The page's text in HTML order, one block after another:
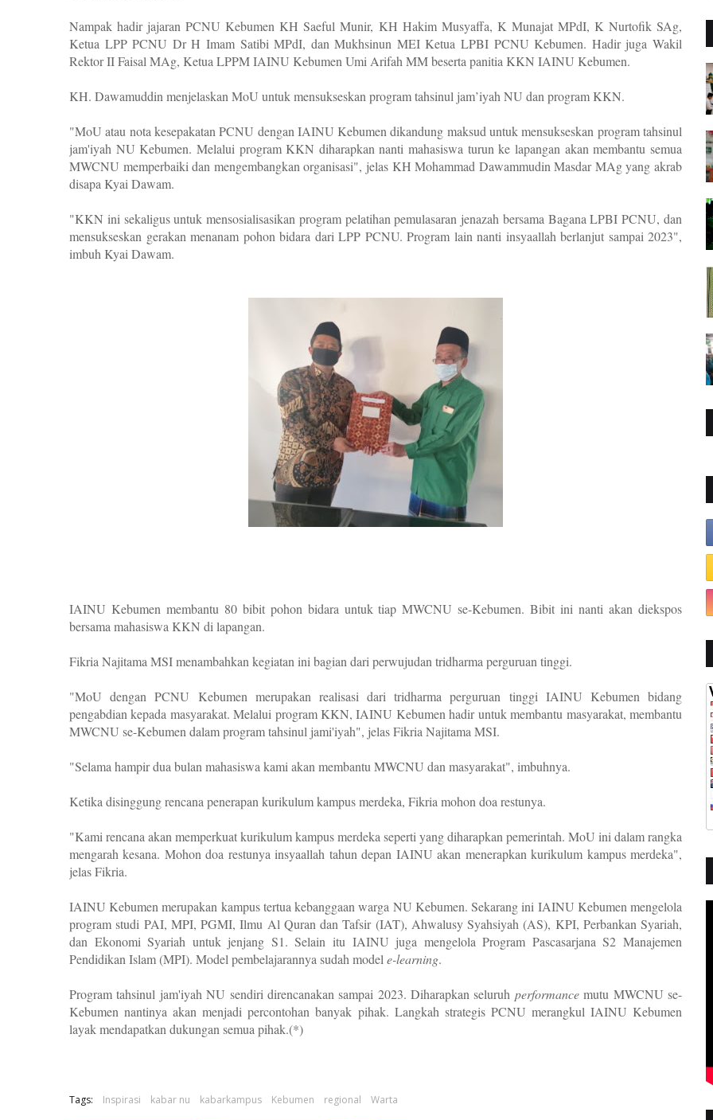
Nampak hadir jajaran PCNU Kebumen KH Saeful Munir, KH Hakim Musyaffa, K Munajat MPdI, K Nurtofik SAg,
Ketua LPP PCNU Dr H Imam Satibi MPdI, dan Mukhsinun MEI Ketua LPBI PCNU Kebumen. Hadir juga Wakil
Rektor II Faisal MAg, Ketua LPPM IAINU Kebumen Umi Arifah MM beserta panitia KKN IAINU Kebumen.
KH. Dawamuddin menjelaskan MoU untuk mensukseskan program tahsinul jam’iyah NU dan program KKN.
"MoU atau nota kesepakatan PCNU dengan IAINU Kebumen dikandung maksud untuk mensukseskan program tahsinul
jam'iyah NU Kebumen. Melalui program KKN diharapkan nanti mahasiswa turun ke lapangan akan membantu semua
MWCNU memperbaiki dan mengembangkan organisasi", jelas KH Mohammad Dawammudin Masdar MAg yang akrab
disapa Kyai Dawam.
"KKN ini sekaligus untuk mensosialisasikan program pelatihan pemulasaran jenazah bersama Bagana LPBI PCNU, dan
mensukseskan gerakan menanam pohon bidara dari LPP PCNU. Program lain nanti insyaallah berlanjut sampai 2023",
imbuh Kyai Dawam.
IAINU Kebumen membantu 80 bibit pohon bidara untuk tiap MWCNU se-Kebumen. Bibit ini nanti akan diekspos
bersama mahasiswa KKN di lapangan.
Fikria Najitama MSI menambahkan kegiatan ini bagian dari perwujudan tridharma perguruan tinggi.
"MoU dengan PCNU Kebumen merupakan realisasi dari tridharma perguruan tinggi IAINU Kebumen bidang
pengabdian kepada masyarakat. Melalui program KKN, IAINU Kebumen hadir untuk membantu masyarakat, membantu
MWCNU se-Kebumen dalam program tahsinul jami'iyah", jelas Fikria Najitama MSI.
"Selama hampir dua bulan mahasiswa kami akan membantu MWCNU dan masyarakat", imbuhnya.
Ketika disinggung rencana penerapan kurikulum kampus merdeka, Fikria mohon doa restunya.
"Kami rencana akan memperkuat kurikulum kampus merdeka seperti yang diharapkan pemerintah. MoU ini dalam rangka
mengarah kesana. Mohon doa restunya insyaallah tahun depan IAINU akan menerapkan kurikulum kampus merdeka",
jelas Fikria.
IAINU Kebumen merupakan kampus tertua kebanggaan warga NU Kebumen. Sekarang ini IAINU Kebumen mengelola
program studi PAI, MPI, PGMI, Ilmu Al Quran dan Tafsir (IAT), Ahwalusy Syahsiyah (AS), KPI, Perbankan Syariah,
dan Ekonomi Syariah untuk jenjang S1. Selain itu IAINU juga mengelola Program Pascasarjana S2 Manajemen
Pendidikan Islam (MPI). Model pembelajarannya sudah model e-learning.
Program tahsinul jam'iyah NU sendiri direncanakan sampai 2023. Diharapkan seluruh performancemutu MWCNU se-
Kebumen nantinya akan menjadi percontohan banyak pihak. Langkah strategis PCNU merangkul IAINU Kebumen
layak mendapatkan dukungan semua pihak.(*)
Tags: Inspirasi kabar nu kabarkampus Kebumen regional Warta